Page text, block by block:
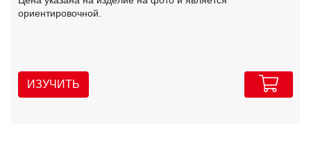
ориентировочной.
ИЗУЧИТЬ